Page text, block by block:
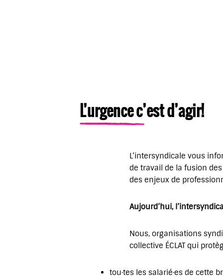
L’urgence c’est d’agir!
L’intersyndicale vous
de travail de la fusion
des enjeux de
Aujourd’hui,
Nous, organisations
collective ÉCLAT qui
tou·tes les salarié·es de cette